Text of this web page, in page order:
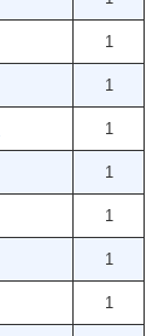
1
1
1
1
1
1
1